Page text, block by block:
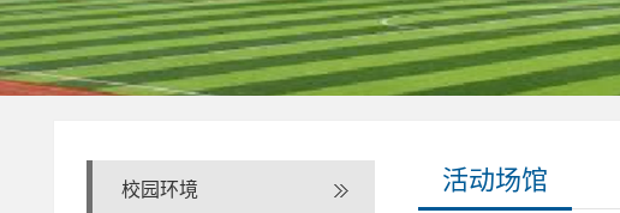
校园环境 活动场馆